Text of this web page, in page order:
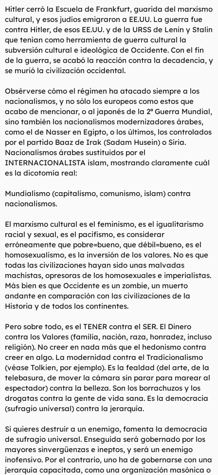
Hitler cerró la Escuela de Frankfurt, guarida del marxismo
cultural, y esos judíos emigraron a EE.UU. La guerra fue
contra Hitler, de esos EE.UU. y de la URSS de Lenin y Stalin
que tenían como herramienta de guerra cultural la
subversión cultural e ideológica de Occidente. Con el fin
de la guerra, se acabó la reacción contra la decadencia, y
se murió la civilización occidental.
Obsérverse cómo el régimen ha atacado siempre a los
nacionalismos, y no sólo los europeos como estos que
acabo de mencionar, o al japonés de la 2ª Guerra Mundial,
sino también los nacionalismos modernizadores árabes,
como el de Nasser en Egipto, o los últimos, los controlados
por el partido Baaz de Irak (Sadam Husein) o Siria.
Nacionalismos árabes sustituidos por el
INTERNACIONALISTA islam, mostrando claramente cuál
es la dicotomía real:
Mundialismo (capitalismo, comunismo, islam) contra
nacionalismos.
El marxismo cultural es el feminismo, es el igualitarismo
racial y sexual, es el pacifismo, es considerar
erróneamente que pobre=bueno, que débil=bueno, es el
homosexualismo, es la inversión de los valores. No es que
todas las civilizaciones hayan sido unas malvadas
machistas, opresoras de los homosexuales e imperialistas.
Más bien es que Occidente es un zombie, un muerto
andante en comparación con las civilizaciones de la
Historia y de todos los continentes.
Pero sobre todo, es el TENER contra el SER. El Dinero
contra los Valores (familia, nación, raza, honradez, incluso
religión). No creer en nada más que el hedonismo contra
creer en algo. La modernidad contra el Tradicionalismo
(véase Tolkien, por ejemplo). Es la fealdad (del arte, de la
telebasura, de mover la cámara sin parar para marear al
espectador) contra la belleza. Son los borrachuzos y los
drogatas contra la gente de vida sana. Es la democracia
(sufragio universal) contra la jerarquía.
Si quieres destruir a un enemigo, fomenta la democracia
de sufragio universal. Enseguida será gobernado por los
mayores sinvergüenzas e ineptos, y será un enemigo
inofensivo. Por el contrario, uno ha de gobernarse con una
jerarquía capacitada, como una organización masónica o